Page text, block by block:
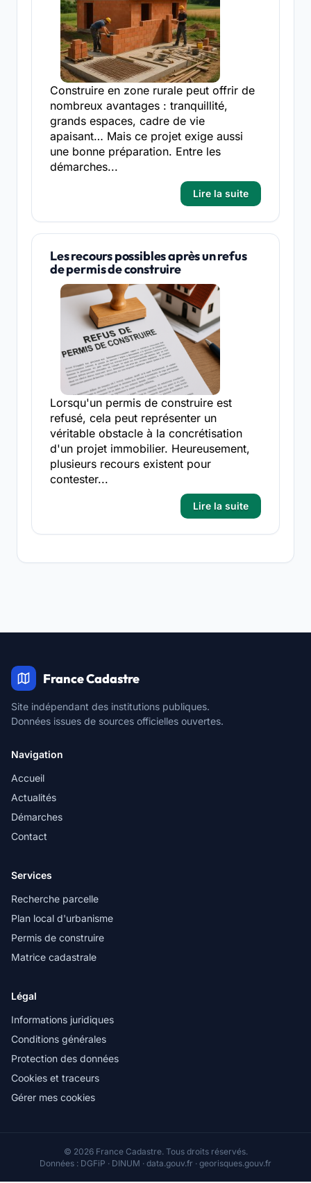
Construire en zone rurale peut offrir de
nombreux avantages : tranquillité,
grands espaces, cadre de vie
apaisant… Mais ce projet exige aussi
une bonne préparation. Entre les
démarches...
Lire la suite
Les recours possibles après un refus
de permis de construire
Lorsqu'un permis de construire est
refusé, cela peut représenter un
véritable obstacle à la concrétisation
d'un projet immobilier. Heureusement,
plusieurs recours existent pour
contester...
Lire la suite
France Cadastre
Site indépendant des institutions publiques.
Données issues de sources officielles ouvertes.
Navigation
Accueil
Actualités
Démarches
Contact
Services
Recherche parcelle
Plan local d'urbanisme
Permis de construire
Matrice cadastrale
Légal
Informations juridiques
Conditions générales
Protection des données
Cookies et traceurs
Gérer mes cookies
© 2026 France Cadastre. Tous droits réservés.
Données : DGFiP · DINUM · data.gouv.fr · georisques.gouv.fr